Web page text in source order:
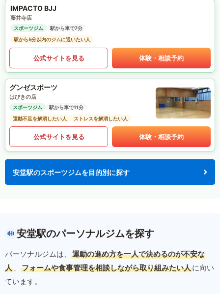
IMPACTO BJJ
藤井寺店
スポーツジム
駅から車で7分
駅から5分以内のジムに通いたい人
公式サイトを見る 体験・相談予約
グンゼスポーツ
はびきの店
スポーツジム
駅から車で11分
運動不足を解消したい人
ストレスを解消したい人
公式サイトを見る 体験・相談予約
安堂駅のスポーツジムを目的別に探す
安堂駅のパーソナルジムを探す
パーソナルジムは、
運動の進め方を一人で決めるのが不安な
人 、 フォームや食事管理を相談しながら取り組みたい人に向い
ています。